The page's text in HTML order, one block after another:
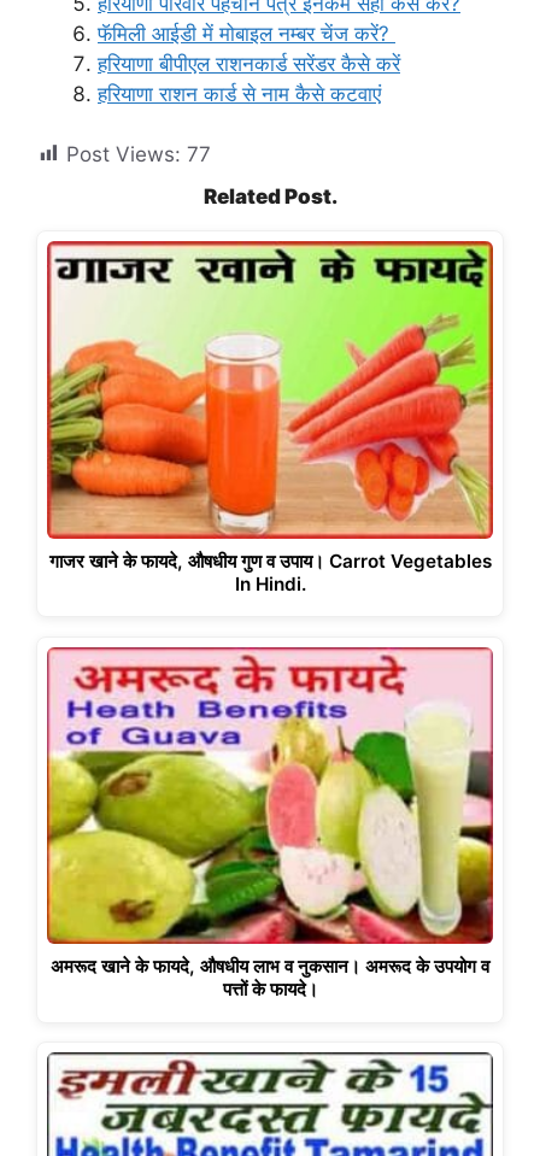
फॅमिली आईडी में मोबाइल नम्बर चेंज करें?
हरियाणा बीपीएल राशनकार्ड सरेंडर कैसे करें
हरियाणा राशन कार्ड से नाम कैसे कटवाएं
Post Views: 77
Related Post.
गाजर खाने के फायदे, औषधीय गुण व उपाय। Carrot Vegetables
In Hindi.
अमरूद खाने के फायदे, औषधीय लाभ व नुकसान। अमरूद के उपयोग व
पत्तों के फायदे।